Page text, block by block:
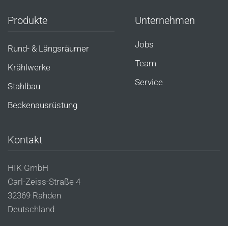
Produkte
Rund- & Längsräumer
Krählwerke
Stahlbau
Beckenausrüstung
Unternehmen
Jobs
Team
Service
Kontakt
HIK GmbH
Carl-Zeiss-Straße 4
32369 Rahden
Deutschland